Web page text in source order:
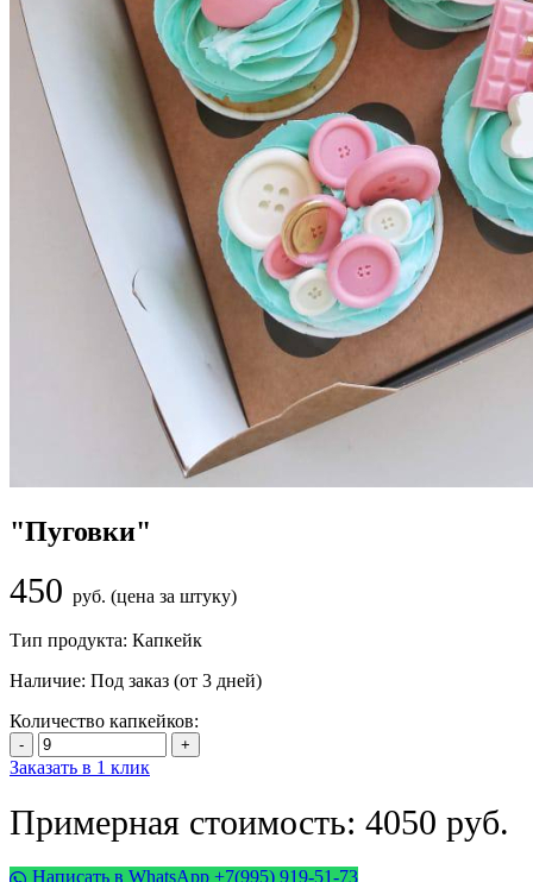
"Пуговки"
450 руб. (цена за штуку)
Тип продукта: Капкейк
Наличие: Под заказ (от 3 дней)
Количество капкейков:
Заказать в 1 клик
Примерная стоимость: 4050 руб.
Написать в WhatsApp +7(995) 919-51-73